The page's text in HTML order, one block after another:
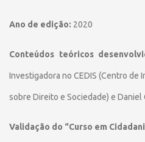
Ano de edição: 2020
Conteúdos teóricos
Investigadora no CEDIS (Centro de
sobre Direito e Sociedade) e Daniel
Validação do “Curso em